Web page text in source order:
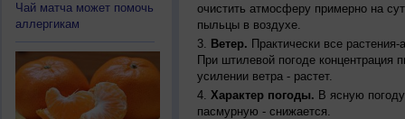
Чай матча может помочь
аллергикам
очистить атмосферу примерно на
пыльцы в воздухе.
Ветер. Практически все
При штилевой погоде
усилении ветра - растет.
Характер погоды. В ясную
пасмурную - снижается.